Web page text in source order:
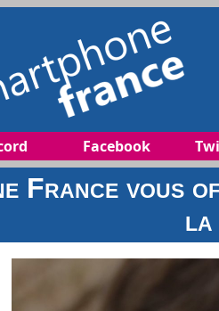
Facebook
France
la